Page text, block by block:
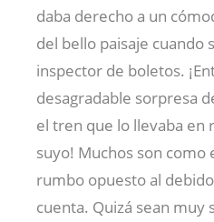
daba derecho a un
del bello paisaje cuando
inspector de boletos.
desagradable sorpresa
el tren que lo llevaba en
suyo! Muchos son como
rumbo opuesto al
cuenta. Quizá sean muy